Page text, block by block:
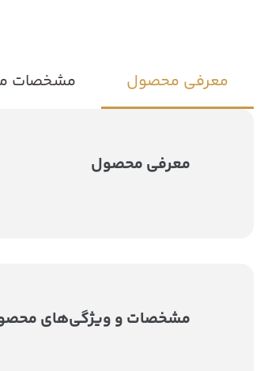
معرفی محصول مشخصات
معرفی محصول
مشخصات و ویژگی‌های